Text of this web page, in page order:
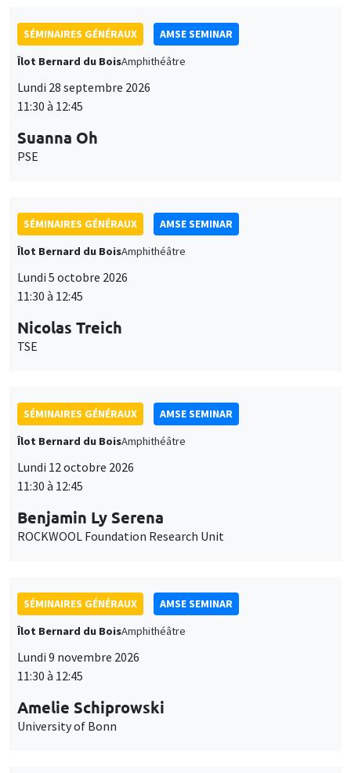
SÉMINAIRES GÉNÉRAUX
AMSE SEMINAR
Îlot Bernard du BoisAmphithéâtre
Lundi 28 septembre 2026
11:30 à 12:45
Suanna Oh
PSE
SÉMINAIRES GÉNÉRAUX
AMSE SEMINAR
Îlot Bernard du BoisAmphithéâtre
Lundi 5 octobre 2026
11:30 à 12:45
Nicolas Treich
TSE
SÉMINAIRES GÉNÉRAUX
AMSE SEMINAR
Îlot Bernard du BoisAmphithéâtre
Lundi 12 octobre 2026
11:30 à 12:45
Benjamin Ly Serena
ROCKWOOL Foundation Research Unit
SÉMINAIRES GÉNÉRAUX
AMSE SEMINAR
Îlot Bernard du BoisAmphithéâtre
Lundi 9 novembre 2026
11:30 à 12:45
Amelie Schiprowski
University of Bonn